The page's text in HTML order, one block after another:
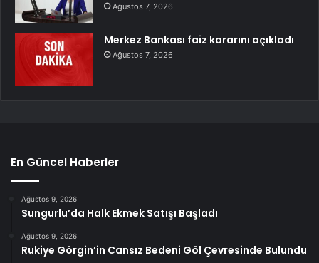
Ağustos 7, 2026
Merkez Bankası faiz kararını açıkladı
Ağustos 7, 2026
En Güncel Haberler
Ağustos 9, 2026
Sungurlu’da Halk Ekmek Satışı Başladı
Ağustos 9, 2026
Rukiye Görgin’in Cansız Bedeni Göl Çevresinde Bulundu